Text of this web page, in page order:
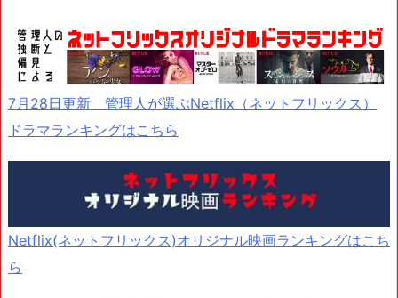
7月28日更新 管理人が選ぶNetflix（ネットフリックス）
ドラマランキングはこちら
Netflix(ネットフリックス)オリジナル映画ランキングはこち
ら